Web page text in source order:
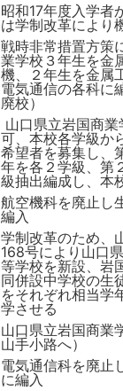
昭和17年度入学者
は学制改革により
戦時非常措置方策
業学校３年生を金
機、２年生を金属
電気通信の各科に
廃校）
山口県立岩国商
可、本校各学級か
希望者を募集し、
年を各２学級、第
級抽出編成し、本
航空機科を廃止し
編入
学制改革のため、
168号により山口
等学校を新設、岩
同併設中学校の生
をそれぞれ相当学
学させる
山口県立岩国商業
山手小路へ）
電気通信科を廃止
に編入